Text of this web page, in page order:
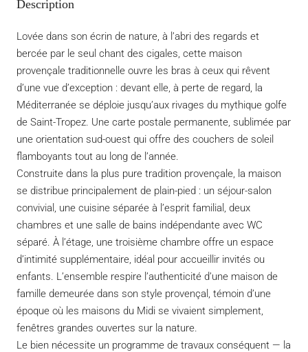
Description
Lovée dans son écrin de nature, à l’abri des regards et
bercée par le seul chant des cigales, cette maison
provençale traditionnelle ouvre les bras à ceux qui rêvent
d’une vue d’exception : devant elle, à perte de regard, la
Méditerranée se déploie jusqu’aux rivages du mythique golfe
de Saint-Tropez. Une carte postale permanente, sublimée par
une orientation sud-ouest qui offre des couchers de soleil
flamboyants tout au long de l’année.
Construite dans la plus pure tradition provençale, la maison
se distribue principalement de plain-pied : un séjour-salon
convivial, une cuisine séparée à l’esprit familial, deux
chambres et une salle de bains indépendante avec WC
séparé. À l’étage, une troisième chambre offre un espace
d’intimité supplémentaire, idéal pour accueillir invités ou
enfants. L’ensemble respire l’authenticité d’une maison de
famille demeurée dans son style provençal, témoin d’une
époque où les maisons du Midi se vivaient simplement,
fenêtres grandes ouvertes sur la nature.
Le bien nécessite un programme de travaux conséquent — la